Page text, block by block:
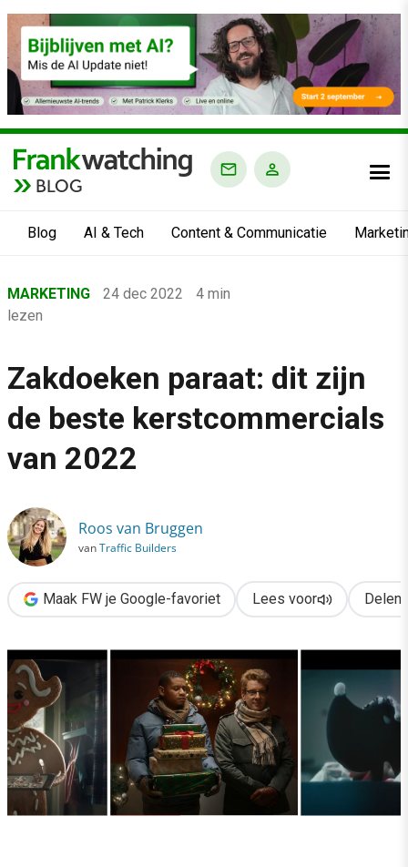
BLOG
Blog AI & Tech Content & Communicatie
›
Marketing
›
Zakdoeken paraat: dit zijn de beste kerstcommercials van
MARKETING 24 dec 2022
4 min
lezen
Zakdoeken paraat: dit zijn
de beste kerstcommercials
van 2022
Roos van Bruggen
vanTraffic Builders
Maak FW je Google-favoriet Lees voor Delen